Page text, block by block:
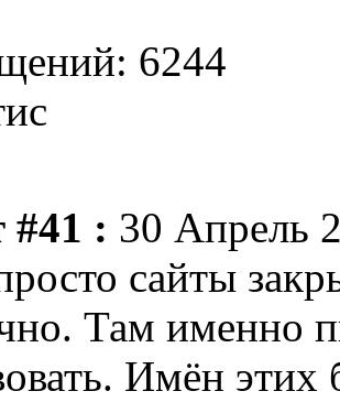
6244
#41 : 30 Апрель
сайты
Там именно
Имён этих